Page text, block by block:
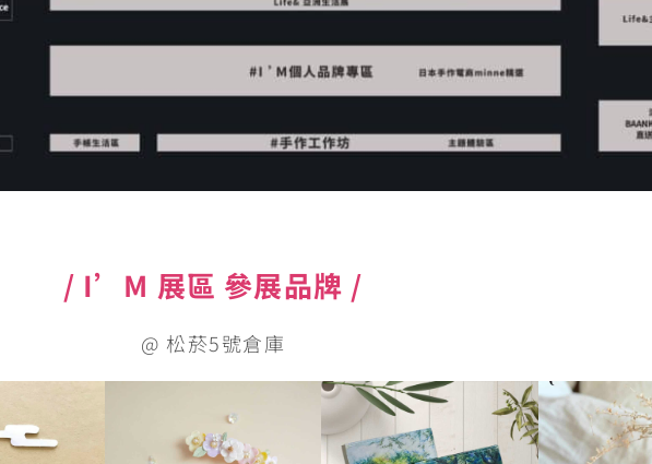
/ I’M 展區 參展品牌 /
@ 松菸5號倉庫